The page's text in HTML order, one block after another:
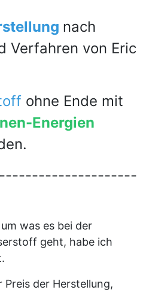
nach
Verfahren von Eric
ohne Ende mit
Energien
was es bei der
geht, habe ich
Preis der Herstellung,